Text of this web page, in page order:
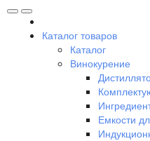
Каталог товаров
Каталог
Винокурение
Емкости